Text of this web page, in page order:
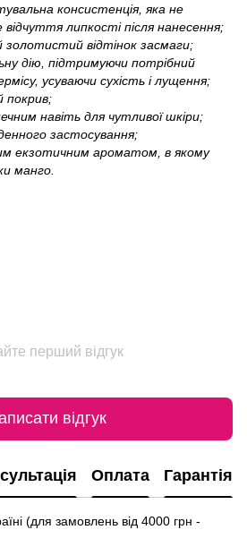
консистенція, яка не
липкості після нанесення;
золотистий відтінок засмаги;
дію, підтримуючи потрібний
усуваючи сухість і лущення;
покрив;
навіть для чутливої шкіри;
застосування;
екзотичним ароматом, в якому
манго.
перший відгук
відгук
Оплата Гарантія
(для замовлень від 4000 грн -